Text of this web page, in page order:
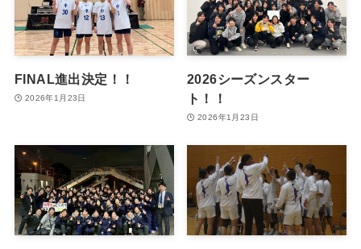
FINAL進出決定！！
2026年1月23日
2026シーズンスター
ト！！
2026年1月23日